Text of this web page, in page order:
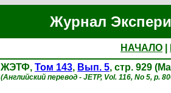
Журнал
НАЧАЛО
ЖЭТФ, Том 143, Вып. 5, стр. 929
(Английский перевод - JETP, Vol. 116, No 5, p.